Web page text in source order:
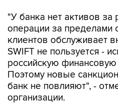
"У банка нет активов
операции за пределами
клиентов обслуживает
SWIFT не пользуется -
российскую финансовую
Поэтому новые
банк не повлияют", -
организации.